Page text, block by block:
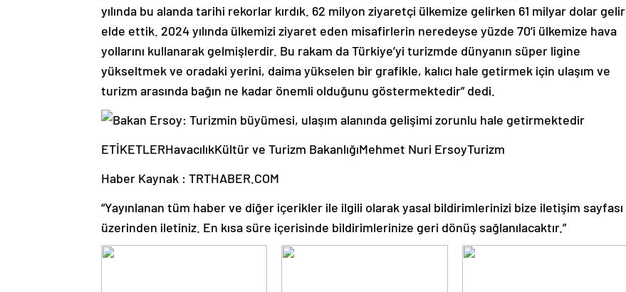
yılında bu alanda tarihi rekorlar kırdık. 62 milyon ziyaretçi ülkemize gelirken 61 milyar dolar gelir
elde ettik. 2024 yılında ülkemizi ziyaret eden misafirlerin neredeyse yüzde 70’i ülkemize hava
yollarını kullanarak gelmişlerdir. Bu rakam da Türkiye’yi turizmde dünyanın süper ligine
yükseltmek ve oradaki yerini, daima yükselen bir grafikle, kalıcı hale getirmek için ulaşım ve
turizm arasında bağın ne kadar önemli olduğunu göstermektedir” dedi.
ETİKETLERHavacılıkKültür ve Turizm BakanlığıMehmet Nuri ErsoyTurizm
Haber Kaynak : TRTHABER.COM
“Yayınlanan tüm haber ve diğer içerikler ile ilgili olarak yasal bildirimlerinizi bize iletişim sayfası
üzerinden iletiniz. En kısa süre içerisinde bildirimlerinize geri dönüş sağlanılacaktır.”